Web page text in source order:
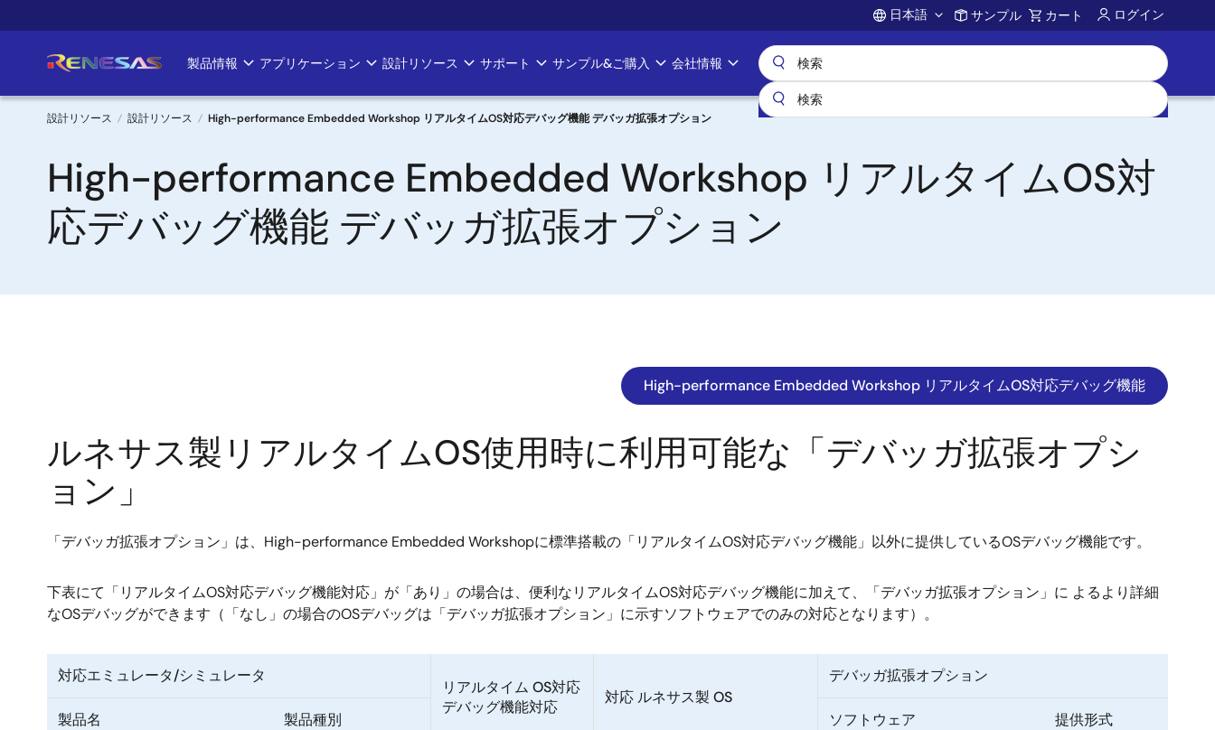
イ
ン
Account
日本語 サンプル カート ログイン
Main
navigation
製品情報 アプリケーション 設計リソース サポート サンプル&ご購入 会社情報
パ
ン
く
設計リソース 設計リソース High-performance Embedded Workshop リアルタイムOS対応デバッグ機能 デバッガ拡張オプション
High-performance Embedded Workshop リアルタイムOS対
応デバッグ機能 デバッガ拡張オプション
High-performance Embedded Workshop リアルタイムOS対応デバッグ機能
ルネサス製リアルタイムOS使用時に利用可能な「デバッガ拡張オプシ
ョン」
「デバッガ拡張オプション」は、High-performance Embedded Workshopに標準搭載の「リアルタイムOS対応デバッグ機能」以外に提供しているOSデバッグ機能です。
下表にて「リアルタイムOS対応デバッグ機能対応」が「あり」の場合は、便利なリアルタイムOS対応デバッグ機能に加えて、「デバッガ拡張オプション」に よるより詳細
なOSデバッグができます（「なし」の場合のOSデバッグは「デバッガ拡張オプション」に示すソフトウェアでのみの対応となります）。
対応エミュレータ/シミュレータ
リアルタイム OS対応
デバッグ機能対応
対応 ルネサス製 OS
デバッガ拡張オプション
製品名 製品種別 ソフトウェア 提供形式